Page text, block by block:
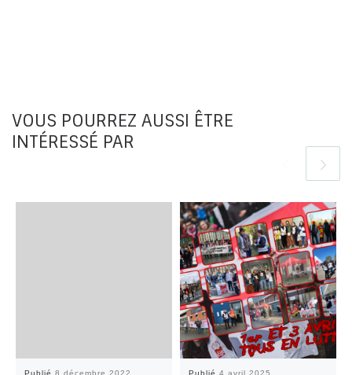
VOUS POURREZ AUSSI ÊTRE
INTÉRESSÉ PAR
Publié8 décembre 2022 Publié4 avril 2025